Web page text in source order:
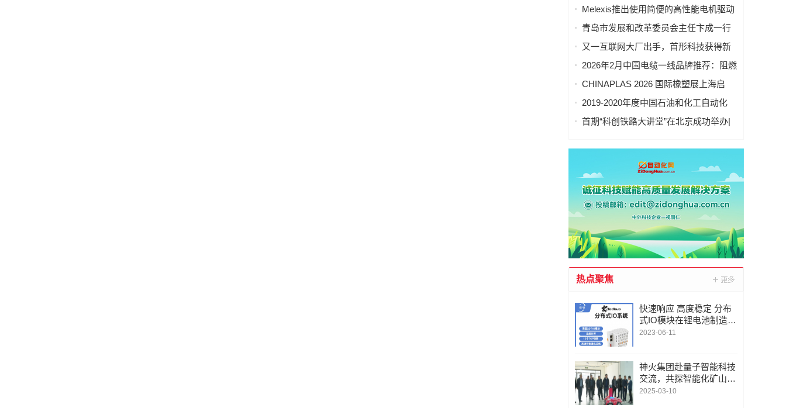
EtherCAT、Ethernet/IP、BACnet/IP等多
种协议
打破 30 年垄断，国产科学计算软件崛起
Melexis推出使用简便的高性能电机驱动
芯片，助力三相风扇实现快速、免代码
青岛市发展和改革委员会主任卞成一行
到国创中心调研指导
又一互联网大厂出手，首形科技获得新
一轮数亿元A1轮融资｜人脸机器人首次
2026年2月中国电缆一线品牌推荐：阻燃
防火电缆国内一线品牌推荐排名名单
CHINAPLAS 2026 国际橡塑展上海启
幕！5,000余家全球展商共塑智能绿色橡
2019-2020年度中国石油和化工自动化
行业科学技术奖拟授奖公示
首期“科创铁路大讲堂”在北京成功举办|
人工智能驱动新一代技术变革》主题讲
热点聚焦
快速响应 高度稳定 分布
式IO模块在锂电池制造的
优势揭秘 | 支持Modbu
rnet/IP、BACnet/IP等多
种协议
2023-06-11
神火集团赴量子智能科技
交流，共探智能化矿山新
未来
2025-03-10